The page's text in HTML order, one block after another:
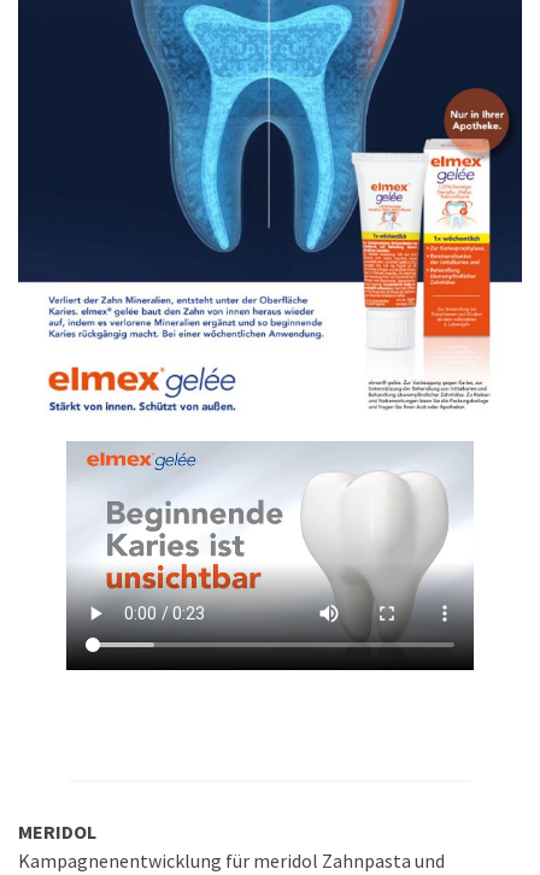
MERIDOL
Kampagnenentwicklung für meridol Zahnpasta und